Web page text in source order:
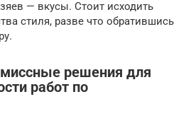
— вкусы. Стоит исходить
стиля, разве что обратившись
решения для
работ по